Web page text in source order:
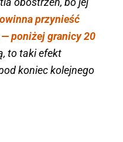
przynieść
poniżej granicy 20
to taki efekt
koniec kolejnego